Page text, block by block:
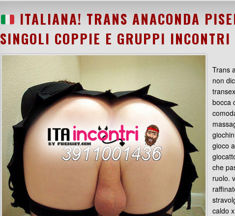
ITALIANA! TRANS ANACONDA
SINGOLI COPPIE E GRUPPI
Trans
non
bocca
gioco
che
ruolo.
caldo